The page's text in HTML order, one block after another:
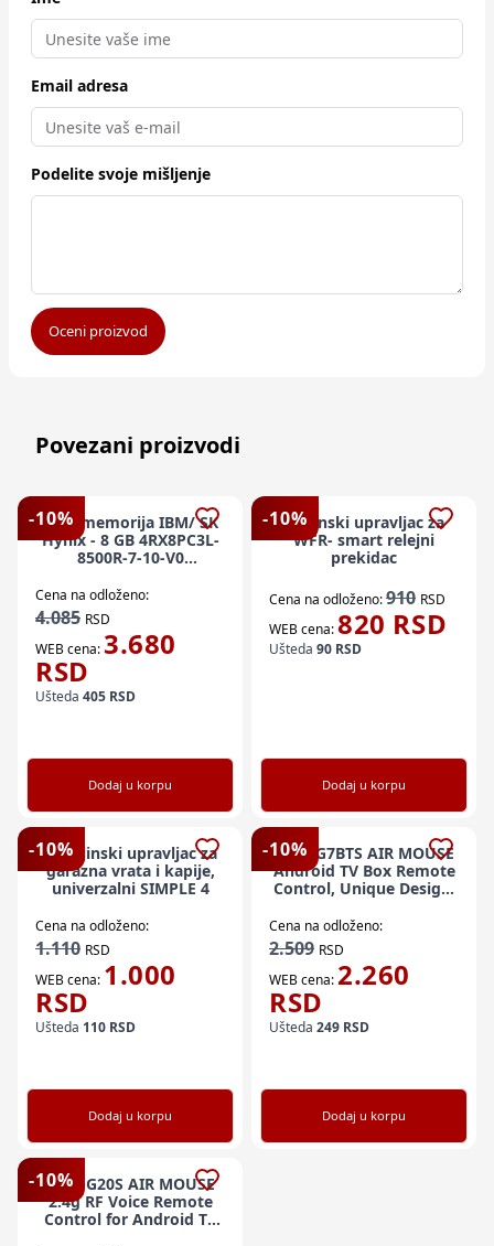
Email adresa
Podelite svoje mišljenje
Oceni proizvod
Povezani proizvodi
-10%
Ram memorija IBM/ SK
Hynix - 8 GB 4RX8PC3L-
8500R-7-10-V0
D7-AC
Cena na odloženo:
4.085 RSD
WEB cena:3.680
RSD
Ušteda 405 RSD
Dodaj u korpu
-10%
Daljinski upravljac za
WFR- smart relejni
prekidac
Cena na odloženo:910 RSD
WEB cena:820 RSD
Ušteda 90 RSD
Dodaj u korpu
-10%
x-Daljinski upravljac za
garazna vrata i kapije,
univerzalni SIMPLE 4
Cena na odloženo:
1.110 RSD
WEB cena: 1.000
RSD
Ušteda 110 RSD
Dodaj u korpu
-10%
GMB-G7BTS AIR MOUSE
Android TV Box Remote
Control, Unique Design,
Cena na odloženo:
2.509 RSD
WEB cena: 2.260
RSD
Ušteda 249 RSD
Dodaj u korpu
-10%
GMB-G20S AIR MOUSE
2.4g RF Voice Remote
Control for Android TV